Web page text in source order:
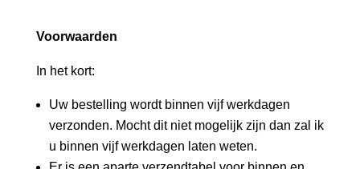
Voorwaarden
In het kort:
Uw bestelling wordt binnen vijf werkdagen
verzonden. Mocht dit niet mogelijk zijn dan zal ik
u binnen vijf werkdagen laten weten.